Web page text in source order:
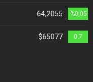
64,2055 %0,05
$65077 0.7